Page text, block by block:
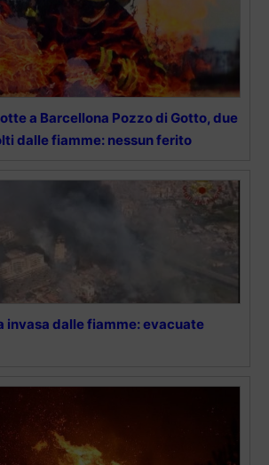
a Barcellona Pozzo di Gotto, due
dalle fiamme: nessun ferito
invasa dalle fiamme: evacuate